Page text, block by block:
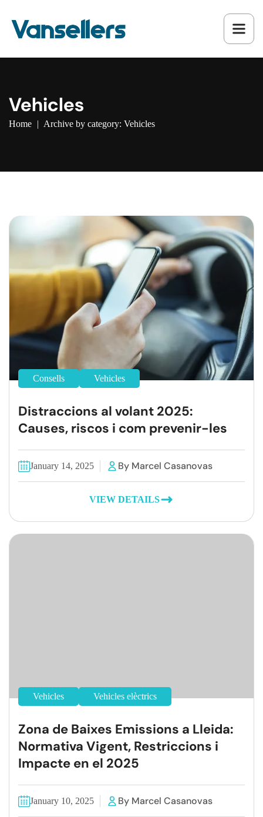
Vehicles
Home | Archive by category: Vehicles
Consells Vehicles
Distraccions al volant 2025:
Causes, riscos i com prevenir-les
January 14, 2025 By Marcel Casanovas
VIEW DETAILS
Vehicles Vehicles elèctrics
Zona de Baixes Emissions a Lleida:
Normativa Vigent, Restriccions i
Impacte en el 2025
January 10, 2025 By Marcel Casanovas